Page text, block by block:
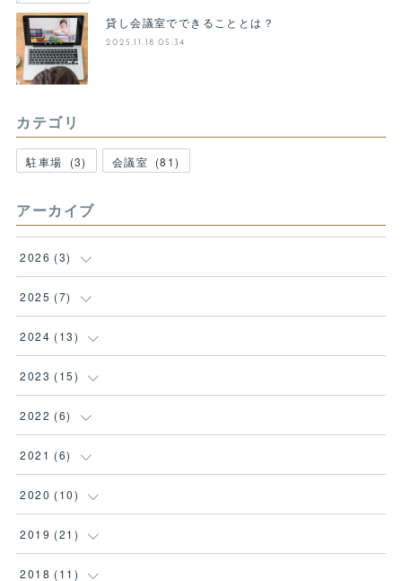
貸し会議室でできることとは？
2025.11.18 05:34
カテゴリ
駐車場 (3) 会議室 (81)
アーカイブ
2026 (3)
(1
(1)
( 1)
2025 (7)
(1)
(1)
(1
(1
2024 (13)
(1)
(1
(1
( 1 )
2023 (15)
(1
(1
(1)
( 3 )
2022 (6)
(1
(2)
(1 )
( 1 )
2021 (6)
(2)
(1 )
( 1 )
2020 (10)
(1 )
( 1 )
2019 (21 )
( 1 )
2018 (11 )